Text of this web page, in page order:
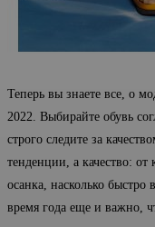
Теперь вы знаете все, о
2022. Выбирайте обувь
строго следите за
тенденции, а качество: от
осанка, насколько быстро
время года еще и важно,